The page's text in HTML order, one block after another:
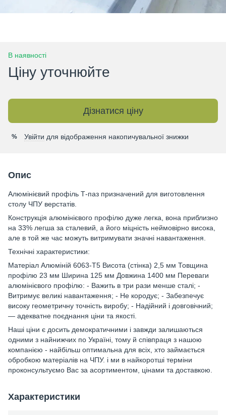
В наявності
Ціну уточнюйте
Дізнатися ціну
% Увійти для відображення накопичувальної знижки
Опис
Алюмінієвий профіль Т-паз призначений для виготовлення
столу ЧПУ верстатів.
Конструкція алюмінієвого профілю дуже легка, вона приблизно
на 33% легша за сталевий, а його міцність неймовірно висока,
але в той же час можуть витримувати значні навантаження.
Технічні характеристики:
Матеріал Алюміній 6063-T5 Висота (стінка) 2,5 мм Товщина
профілю 23 мм Ширина 125 мм Довжина 1400 мм Переваги
алюмінієвого профілю: - Важить в три рази менше сталі; -
Витримує великі навантаження; - Не кородує; - Забезпечує
високу геометричну точність виробу; - Надійний і довговічний;
— адекватне поєднання ціни та якості.
Наші ціни є досить демократичними і завжди залишаються
одними з найнижчих по Україні, тому й співпраця з нашою
компанією - найбільш оптимальна для всіх, хто займається
обробкою матеріалів на ЧПУ. і ми в найкоротші терміни
проконсультуємо Вас за асортиментом, цінами та доставкою.
Характеристики